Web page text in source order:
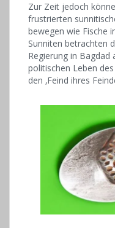
Zur Zeit jedoch
frustrierten
bewegen wie Fische
Sunniten betrachten
Regierung in Bagdad
politischen Leben
den ‚Feind ihres